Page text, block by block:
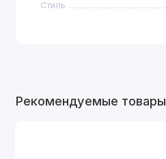
Стиль
Рекомендуемые товары